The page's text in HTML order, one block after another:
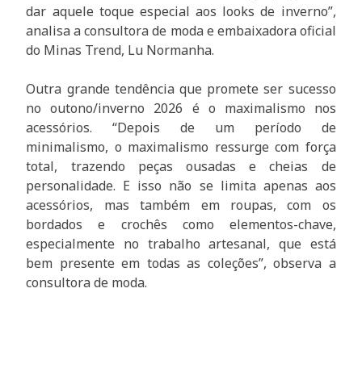
dar aquele toque especial aos looks de inverno”,
analisa a consultora de moda e embaixadora oficial
do Minas Trend, Lu Normanha.
Outra grande tendência que promete ser sucesso
no outono/inverno 2026 é o maximalismo nos
acessórios. “Depois de um período de
minimalismo, o maximalismo ressurge com força
total, trazendo peças ousadas e cheias de
personalidade. E isso não se limita apenas aos
acessórios, mas também em roupas, com os
bordados e crochês como elementos-chave,
especialmente no trabalho artesanal, que está
bem presente em todas as coleções”, observa a
consultora de moda.